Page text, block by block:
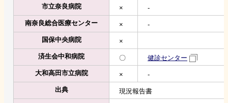
市立奈良病院
×
-
南奈良総合医療センター
×
-
国保中央病院
×
済生会中和病院
〇
健診センター
大和高田市立病院
×
-
出典
現況報告書